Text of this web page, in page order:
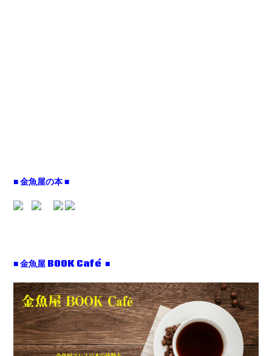
■ 金魚屋の本 ■
■ 金魚屋 BOOK Café ■